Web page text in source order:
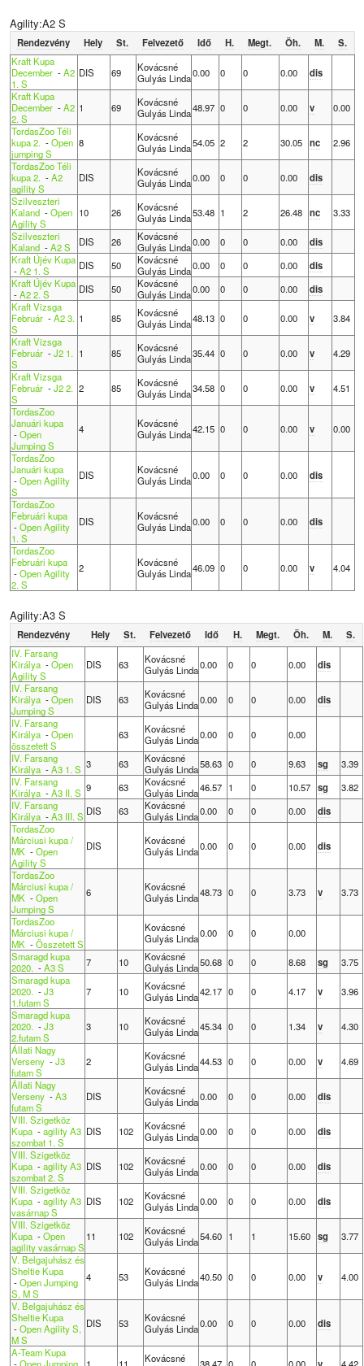
Agility:A2 S
Rendezvény Hely St. Felvezető Idő H. Megt. Öh. M.
S.
Kraft Kupa
December-A2
1. S
DIS 69
Kovácsné
Gulyás Linda0.00 0 0 0.00
dis
Kraft Kupa
December-A2
2. S
1 69
Kovácsné
Gulyás Linda48.97 0 0 0.00 v
0.00
TordasZoo Téli
kupa 2. -Open
jumping S
8
Kovácsné
Gulyás Linda54.05 2 2 30.05 nc
2.96
TordasZoo Téli
kupa 2. -A2
agility S
DIS
Kovácsné
Gulyás Linda0.00 0 0 0.00
dis
Szilveszteri
Kaland-Open
Agility S
10 26
Kovácsné
Gulyás Linda53.48 1 2 26.48 nc
3.33
Szilveszteri
Kaland-A2 S DIS 26
Kovácsné
Gulyás Linda0.00 0 0 0.00
dis
Kraft Újév Kupa
-A2 1. S DIS 50
Kovácsné
Gulyás Linda0.00 0 0 0.00
dis
Kraft Újév Kupa
-A2 2. S DIS 50
Kovácsné
Gulyás Linda0.00 0 0 0.00
dis
Kraft Vizsga
Február-A2 3.
S
1 85
Kovácsné
Gulyás Linda48.13 0 0 0.00 v
3.84
Kraft Vizsga
Február-J2 1.
S
1 85
Kovácsné
Gulyás Linda35.44 0 0 0.00 v
4.29
Kraft Vizsga
Február-J2 2.
S
2 85
Kovácsné
Gulyás Linda34.58 0 0 0.00 v
4.51
TordasZoo
Januári kupa
-Open
Jumping S
4
Kovácsné
Gulyás Linda42.15 0 0 0.00 v 0.00
TordasZoo
Januári kupa
-Open Agility
S
DIS
Kovácsné
Gulyás Linda0.00 0 0 0.00 dis
TordasZoo
Februári kupa
-Open Agility
1. S
DIS
Kovácsné
Gulyás Linda0.00 0 0 0.00 dis
TordasZoo
Februári kupa
-Open Agility
2. S
2
Kovácsné
Gulyás Linda46.09 0 0 0.00 v 4.04
Agility:A3 S
Rendezvény Hely St. Felvezető Idő H. Megt. Öh. M.
S.
IV. Farsang
Királya-Open
Agility S
DIS 63
Kovácsné
Gulyás Linda0.00 0 0 0.00
dis
IV. Farsang
Királya-Open
Jumping S
DIS 63
Kovácsné
Gulyás Linda0.00 0 0 0.00
dis
IV. Farsang
Királya-Open
összetett S
63
Kovácsné
Gulyás Linda0.00 0 0
0.00
IV. Farsang
Királya-A3 1. S 3 63
Kovácsné
Gulyás Linda58.63 0 0 9.63 sg
3.39
IV. Farsang
Királya-A3 II. S 9 63
Kovácsné
Gulyás Linda46.57 1 0 10.57 sg
3.82
IV. Farsang
Királya-A3 III. S DIS 63
Kovácsné
Gulyás Linda0.00 0 0 0.00
dis
TordasZoo
Márciusi kupa /
MK-Open
Agility S
DIS
Kovácsné
Gulyás Linda0.00 0 0 0.00 dis
TordasZoo
Márciusi kupa /
MK-Open
Jumping S
6
Kovácsné
Gulyás Linda48.73 0 0 3.73 v 3.73
TordasZoo
Márciusi kupa /
MK-Összetett S
Kovácsné
Gulyás Linda0.00 0 0
0.00
Smaragd kupa
2020.-A3 S 7 10
Kovácsné
Gulyás Linda50.68 0 0 8.68 sg
3.75
Smaragd kupa
2020.-J3
1.futam S
7 10
Kovácsné
Gulyás Linda42.17 0 0 4.17 v
3.96
Smaragd kupa
2020.-J3
2.futam S
3 10
Kovácsné
Gulyás Linda45.34 0 0 1.34 v
4.30
Állati Nagy
Verseny-J3
futam S
2
Kovácsné
Gulyás Linda44.53 0 0 0.00 v
4.69
Állati Nagy
Verseny-A3
futam S
DIS
Kovácsné
Gulyás Linda0.00 0 0 0.00
dis
VIII. Szigetköz
Kupa-agility A3
szombat 1. S
DIS 102
Kovácsné
Gulyás Linda0.00 0 0 0.00
dis
VIII. Szigetköz
Kupa-agility A3
szombat 2. S
DIS 102
Kovácsné
Gulyás Linda0.00 0 0 0.00
dis
VIII. Szigetköz
Kupa-agility A3
vasárnap S
DIS 102
Kovácsné
Gulyás Linda0.00 0 0 0.00
dis
VIII. Szigetköz
Kupa-Open
agility vasárnap S
11 102
Kovácsné
Gulyás Linda54.60 1 1 15.60 sg
3.77
V. Belgajuhász és
Sheltie Kupa
-Open Jumping
S, M S
4 53
Kovácsné
Gulyás Linda40.50 0 0 0.00 v 4.00
V. Belgajuhász és
Sheltie Kupa
-Open Agility S,
M S
DIS 53
Kovácsné
Gulyás Linda0.00 0 0 0.00 dis
A-Team Kupa
Kovácsné